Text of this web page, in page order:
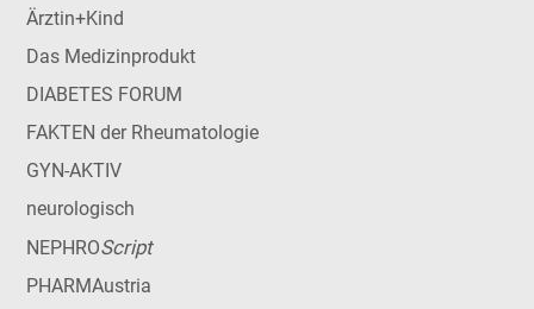
Ärztin+Kind
Das Medizinprodukt
DIABETES FORUM
FAKTEN der Rheumatologie
GYN-AKTIV
neurologisch
NEPHROScript
PHARMAustria